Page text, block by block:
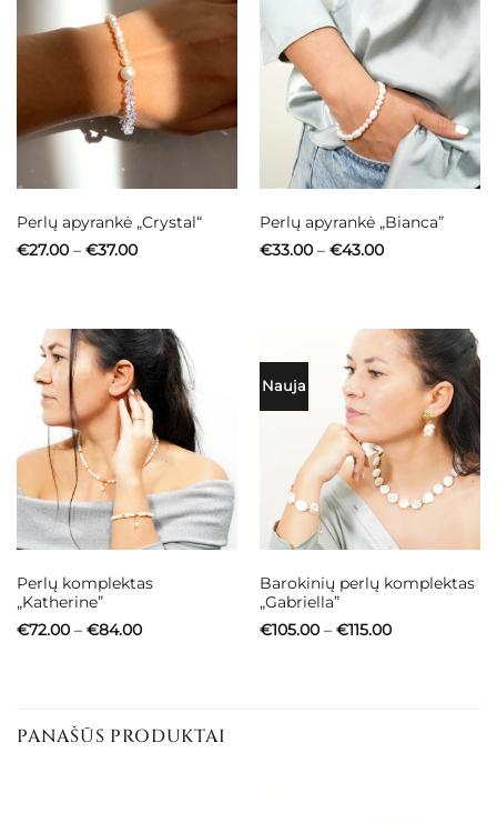
Perlų apyrankė „Crystal“
€27.00 – €37.00Price
Perlų apyrankė „Bianca”
€33.00 – €43.00Price
Perlų komplektas
„Katherine”
€72.00 – €84.00Price
Nauja
Barokinių perlų komplektas
„Gabriella”
€105.00 – €115.00Price
PANAŠŪS PRODUKTAI